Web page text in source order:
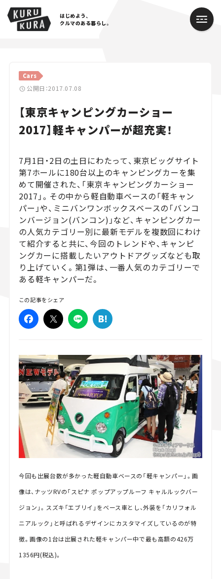
はじめよう、
クルマのある暮らし。
Cars
公開日：2017.07.08
【東京キャンピングカーショー
2017】軽キャンパーが超充実！
7月1日・2日の土日にわたって、東京ビッグサイト
第7ホールに180台以上のキャンピングカーを集
めて開催された、「東京キャンピングカーショー
2017」。その中から軽自動車ベースの「軽キャン
パー」や、ミニバンワンボックスベースの「バンコ
ンバージョン(バンコン)」など、キャンピングカー
の人気カテゴリー別に最新モデルを複数回にわけ
て紹介すると共に、今回のトレンドや、キャンピ
ングカーに搭載したいアウトドアグッズなども取
り上げていく。第1弾は、一番人気のカテゴリーで
ある軽キャンパーだ。
この記事をシェア
今回も出展台数が多かった軽自動車ベースの「軽キャンパー」。画
像は、ナッツRVの「スピナ ポップアップルーフ キャルルックバー
ジョン」。スズキ「エブリイ」をベース車とし、外装を「カリフォル
ニアルック」と呼ばれるデザインにカスタマイズしているのが特
徴。画像の1台は出展された軽キャンパー中で最も高額の426万
1356円(税込)。
Cars
Lifestyle
Traffic
Special
Series
Campaign
人気のハッシュタグ
スズキ ジムニー｜Suzuki Jimny
スズキ｜Suzuki
マツダ｜Mazda
マツダ ロードスター｜Mazda Roadster